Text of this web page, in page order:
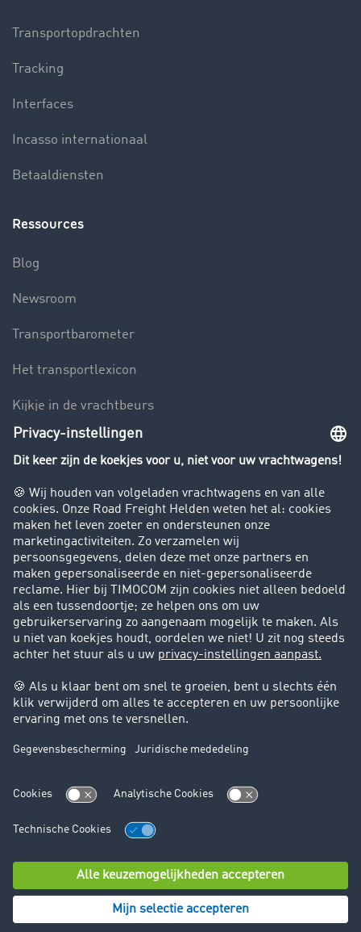
Transportopdrachten
Tracking
Interfaces
Incasso internationaal
Betaaldiensten
Ressources
Blog
Newsroom
Transportbarometer
Het transportlexicon
Kijkje in de vrachtbeurs
Rijverbod voor vrachtwagens
Bedrijf
Success Stories
Klanten werven klanten
Support
Contact
Juridische informatie
Juridische info
Algemene voorwaarden
© TIMOCOM GmbH 2026. Alle rechten voorbehouden